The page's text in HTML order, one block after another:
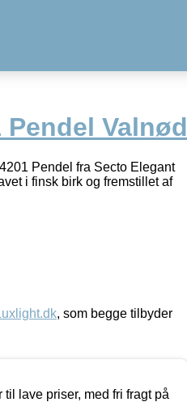
Pendel Valnød
Pendel fra Secto Elegant
i finsk birk og fremstillet af
, som begge tilbyder
lave priser, med fri fragt på